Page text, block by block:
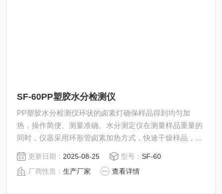
SF-60PP塑胶水分检测仪
PP塑胶水分检测仪环状的卤素灯确保样品得到均匀加
热，操作简便、测量准确。水分测定仪在测量样品重量的
同时，仪器采用环形管卤素加热方式，快速干燥样品，在
干燥过程中，水分仪持续测量并即时显示样品丢失的水分
含量%，干燥程序完成后，Z终测定的水分含量值被锁定
显示。与烘箱加热法相比，卤素加热可以在高温下将样品
更新日期： 2025-08-25 型号：SF-60
厂商性质：生产厂家 查看详情